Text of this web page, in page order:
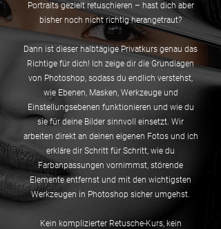
Portraits gezielt retuschieren – hast dich aber
bisher noch nicht richtig herangetraut?
Dann ist dieser halbtägige Privatkurs genau das
Richtige für dich! Ich zeige dir die Grundlagen
von Photoshop, sodass du endlich verstehst,
wie Ebenen, Masken, Werkzeuge und
Einstellungsebenen funktionieren und wie du
sie für deine Bilder sinnvoll einsetzt. Wir
arbeiten direkt an deinen eigenen Fotos und ich
erkläre dir Schritt für Schritt, wie du
Farbanpassungen vornimmst, störende
Elemente entfernst und mit den wichtigsten
Werkzeugen in Photoshop sicher umgehst.
Kein komplizierter Retusche-Kurs, kein